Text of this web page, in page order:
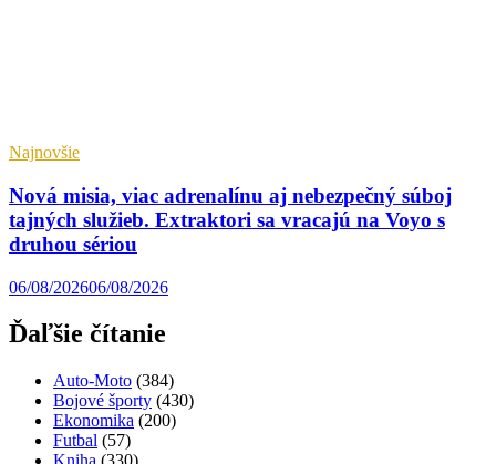
Najnovšie
Nová misia, viac adrenalínu aj nebezpečný súboj
tajných služieb. Extraktori sa vracajú na Voyo s
druhou sériou
06/08/202606/08/2026
Ďaľšie čítanie
Auto-Moto (384)
Bojové športy (430)
Ekonomika (200)
Futbal (57)